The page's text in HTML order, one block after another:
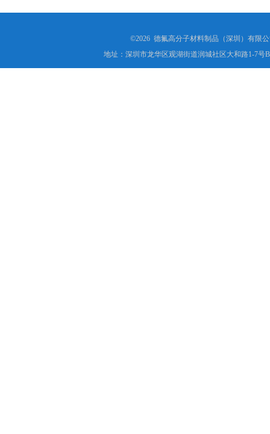
©2026 德氟高分子材料制品（深圳）有限
地址：深圳市龙华区观湖街道润城社区大和路1-7号